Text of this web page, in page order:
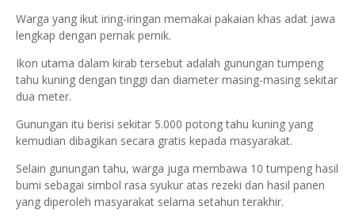
Warga yang ikut iring-iringan memakai pakaian khas adat jawa
lengkap dengan pernak pernik.
Ikon utama dalam kirab tersebut adalah gunungan tumpeng
tahu kuning dengan tinggi dan diameter masing-masing sekitar
dua meter.
Gunungan itu berisi sekitar 5.000 potong tahu kuning yang
kemudian dibagikan secara gratis kepada masyarakat.
Selain gunungan tahu, warga juga membawa 10 tumpeng hasil
bumi sebagai simbol rasa syukur atas rezeki dan hasil panen
yang diperoleh masyarakat selama setahun terakhir.